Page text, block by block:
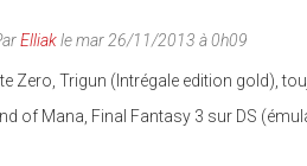
Elliakle mar 26/11/2013 à 0h09
Zero, Trigun (Intrégale edition gold),
of Mana, Final Fantasy 3 sur DS